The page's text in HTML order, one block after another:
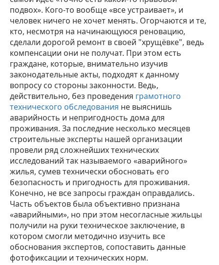
подвох». Кого-то вообще «все устраивает», и
человек ничего не хочет менять. Огорчаются и те,
кто, несмотря на начинающуюся реновацию,
сделали дорогой ремонт в своей "хрущёвке", ведь
компенсации они не получат. При этом есть
граждане, которые, внимательно изучив
законодательные акты, подходят к данному
вопросу со стороны законности. Ведь,
действительно, без проведения грамотного
технического обследования не выяснишь
аварийность и непригодность дома для
проживания. За последние несколько месяцев
строительные эксперты нашей организации
провели ряд сложнейших технических
исследований так называемого «аварийного»
жилья, сумев технически обосновать его
безопасность и пригодность для проживания.
Конечно, не все запросы граждан оправдались.
Часть объектов была объективно признана
«аварийными», но при этом несогласные жильцы
получили на руки техническое заключение, в
котором смогли методично изучить все
обоснования экспертов, сопоставить данные
фотофиксации и технических норм.